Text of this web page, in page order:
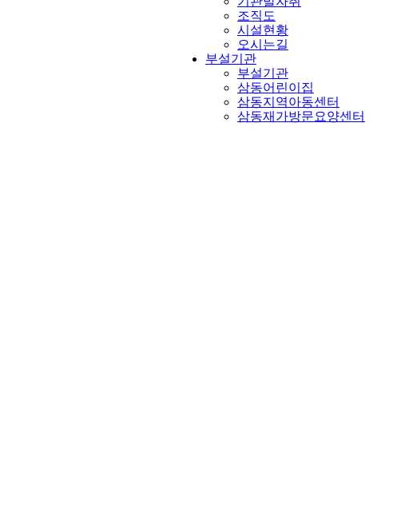
조직도
시설현황
오시는길
부설기관
부설기관
삼동어린이집
삼동지역아동센터
삼동재가방문요양센터